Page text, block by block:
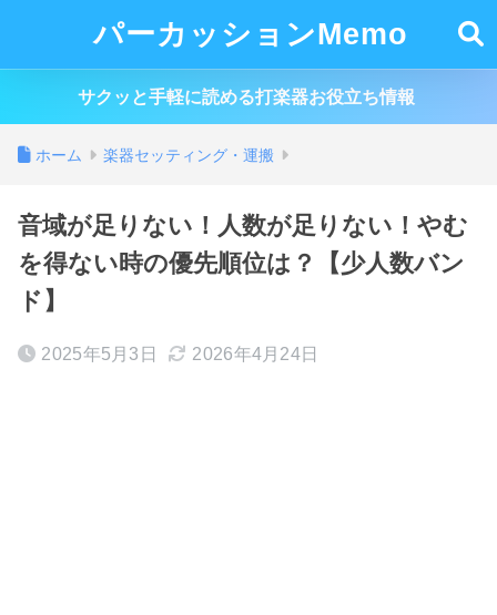
パーカッションMemo
サクッと手軽に読める打楽器お役立ち情報
ホーム 楽器セッティング・運搬
音域が足りない！人数が足りない！やむ
を得ない時の優先順位は？【少人数バン
ド】
2025年5月3日 2026年4月24日